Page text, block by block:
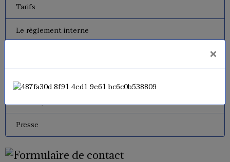
Tarifs
Le règlement interne
Presse
×